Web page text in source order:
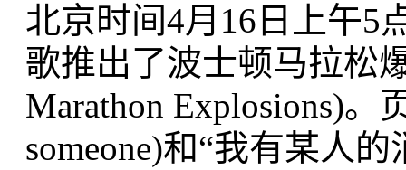
北京时间4月16日上午5
歌推出了波士顿马拉松
Marathon Explosions)。
someone)和“我有某人